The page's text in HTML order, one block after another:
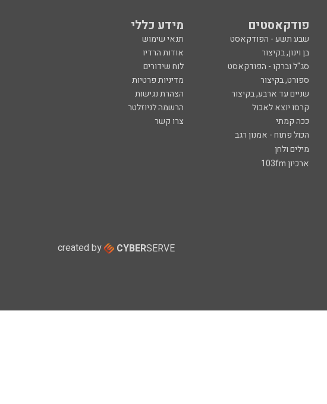
פודקאסטים מידע כללי
שבע תשע - הפודקאסט
תנאי שימוש
בן וינון, בקיצור
אודות הרדיו
סג"ל וברקו - הפודקאסט
לוח שידורים
ספורט, בקיצור
מדיניות פרטיות
שניים עד ארבע, בקיצור
הצהרת נגישות
קרסו יוצא לאכול
הרשמה לניוזלטר
ככה קמתי
צרו קשר
הכול פתוח - אמנון רגב
מילים ולחן
ארכיון 103fm
created by CYBERSERVE